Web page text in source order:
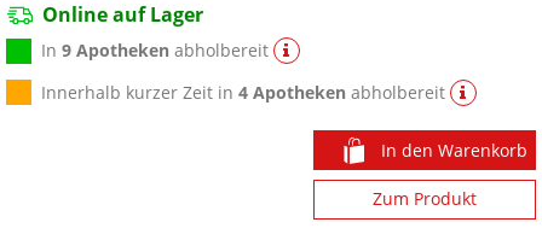
Online auf Lager
In9 Apotheken abholbereit
Innerhalb kurzer Zeit in4 Apotheken abholbereit
In den Warenkorb
Zum Produkt